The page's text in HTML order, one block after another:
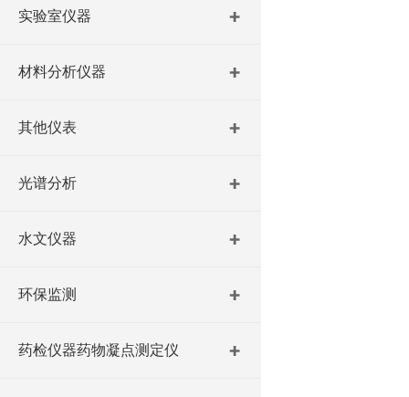
实验室仪器
材料分析仪器
其他仪表
光谱分析
水文仪器
环保监测
药检仪器药物凝点测定仪